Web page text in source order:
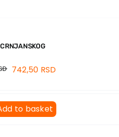
742,50 RSD
to basket